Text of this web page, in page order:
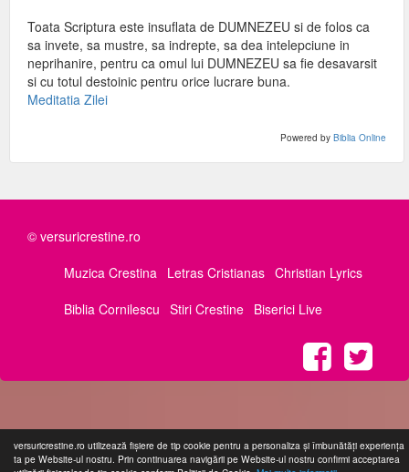
versuricrestine.ro utilizează fişiere de tip cookie pentru a personaliza și îmbunătăți experiența
ta pe Website-ul nostru. Prin continuarea navigării pe Website-ul nostru confirmi acceptarea
Toata Scriptura este insuflata de DUMNEZEU si de folos ca
sa invete, sa mustre, sa indrepte, sa dea intelepciune in
neprihanire, pentru ca omul lui DUMNEZEU sa fie desavarsit
si cu totul destoinic pentru orice lucrare buna.
Meditatia Zilei
Powered by Biblia Online
© versuricrestine.ro
Muzica Crestina Letras Cristianas Christian Lyrics
Biblia Cornilescu Stiri Crestine Biserici Live